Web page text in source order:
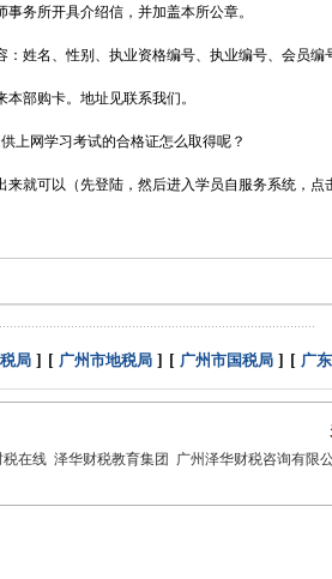
务所开具介绍信，并加盖本所公章。
姓名、性别、执业资格编号、执业编号、会员编
部购卡。地址见联系我们。
上网学习考试的合格证怎么取得呢？
就可以（先登陆，然后进入学员自服务系统，
局] [ 广州市地税局] [ 广州市国税局] [ 广
在线 泽华财税教育集团 广州泽华财税咨询有限